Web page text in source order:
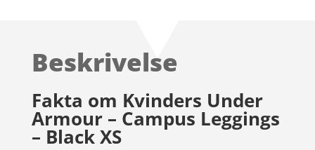
på
mmelser
Beskrivelse
Fakta om Kvinders Under
Armour – Campus Leggings
– Black XS